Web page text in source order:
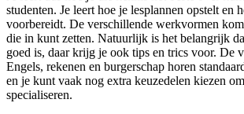
studenten. Je leert hoe je lesplannen opstelt en
voorbereidt. De verschillende werkvormen
die in kunt zetten. Natuurlijk is het belangrijk
goed is, daar krijg je ook tips en trics voor. De
Engels, rekenen en burgerschap horen
en je kunt vaak nog extra keuzedelen kiezen
specialiseren.